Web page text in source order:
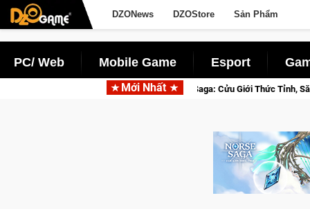
DZONews DZOStore Sản Phẩm
PC/ Web Mobile Game Esport
Mới Nhất
Nhập Closed Beta Norse Saga: Cửu Giới Thức Tỉnh, Săn DJI Osmo Pocket 3